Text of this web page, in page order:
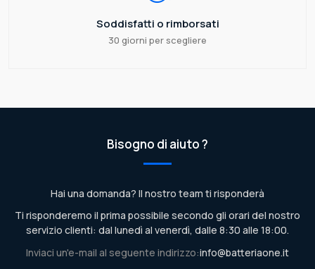
Soddisfatti o rimborsati
30 giorni per scegliere
Bisogno di aiuto ?
Hai una domanda? Il nostro team ti risponderà
Ti risponderemo il prima possibile secondo gli orari del nostro
servizio clienti: dal lunedì al venerdì, dalle 8:30 alle 18:00.
Inviaci un'e-mail al seguente indirizzo:info@batteriaone.it